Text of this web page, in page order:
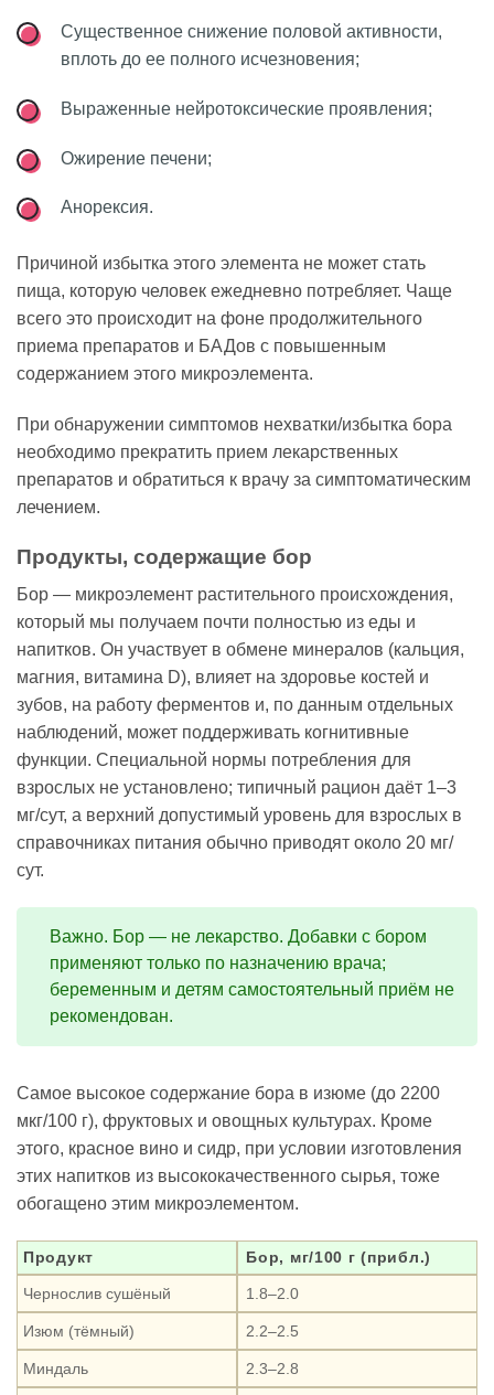
Существенное снижение половой активности,
вплоть до ее полного исчезновения;
Выраженные нейротоксические проявления;
Ожирение печени;
Анорексия.
Причиной избытка этого элемента не может стать
пища, которую человек ежедневно потребляет. Чаще
всего это происходит на фоне продолжительного
приема препаратов и БАДов с повышенным
содержанием этого микроэлемента.
При обнаружении симптомов нехватки/избытка бора
необходимо прекратить прием лекарственных
препаратов и обратиться к врачу за симптоматическим
лечением.
Продукты, содержащие бор
Бор — микроэлемент растительного происхождения,
который мы получаем почти полностью из еды и
напитков. Он участвует в обмене минералов (кальция,
магния, витамина D), влияет на здоровье костей и
зубов, на работу ферментов и, по данным отдельных
наблюдений, может поддерживать когнитивные
функции. Специальной нормы потребления для
взрослых не установлено; типичный рацион даёт 1–3
мг/сут, а верхний допустимый уровень для взрослых в
справочниках питания обычно приводят около 20 мг/
сут.
Важно. Бор — не лекарство. Добавки с бором
применяют только по назначению врача;
беременным и детям самостоятельный приём не
рекомендован.
Самое высокое содержание бора в изюме (до 2200
мкг/100 г), фруктовых и овощных культурах. Кроме
этого, красное вино и сидр, при условии изготовления
этих напитков из высококачественного сырья, тоже
обогащено этим микроэлементом.
Продукт Бор, мг/100 г (прибл.)
Чернослив сушёный 1.8–2.0
Изюм (тёмный) 2.2–2.5
Миндаль 2.3–2.8